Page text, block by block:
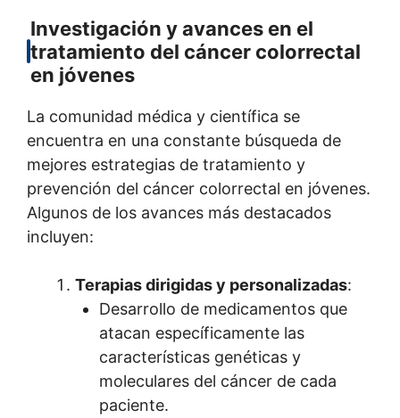
Investigación y avances en el
tratamiento del cáncer colorrectal
en jóvenes
La comunidad médica y científica se
encuentra en una constante búsqueda de
mejores estrategias de tratamiento y
prevención del cáncer colorrectal en jóvenes.
Algunos de los avances más destacados
incluyen:
Terapias dirigidas y personalizadas:
Desarrollo de medicamentos que
atacan específicamente las
características genéticas y
moleculares del cáncer de cada
paciente.